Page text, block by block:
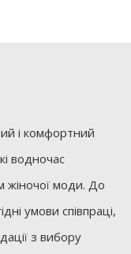
і комфортний
водночас
жіночої моди. До
умови співпраці,
з вибору